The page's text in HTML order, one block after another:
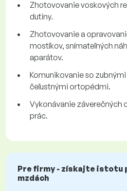
Zhotovovanie voskových
dutiny.
Zhotovovanie a
mostíkov, snímateľných
aparátov.
Komunikovanie so
čeľustnými ortopédmi.
Vykonávanie záverečných
prác.
Pre firmy - získajte istotu
mzdách